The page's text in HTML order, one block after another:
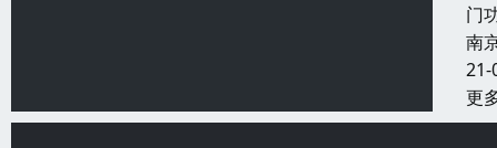
门
南
21-
更